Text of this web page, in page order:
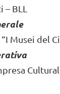
BLL
Musei del